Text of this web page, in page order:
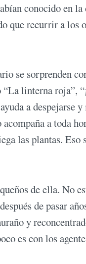
conocido en
que recurrir a los
se sorprenden
linterna roja”,
a despejarse
a toda
las plantas.
de ella. No
de pasar
y
es con los